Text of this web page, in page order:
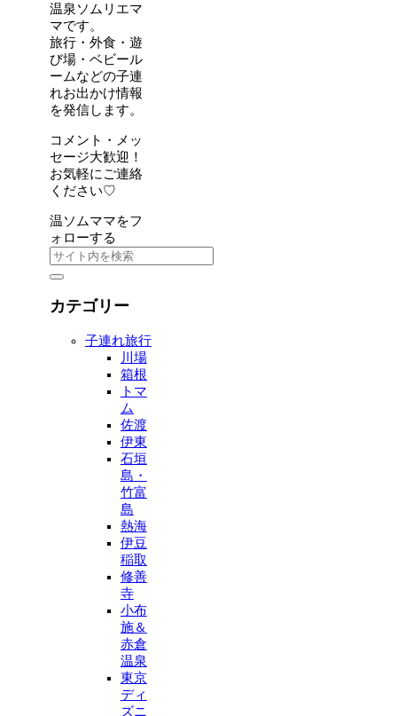
温泉ソムリエマ
マです。
旅行・外食・遊
び場・ベビール
ームなどの子連
れお出かけ情報
を発信します。
コメント・メッ
セージ大歓迎！
お気軽にご連絡
ください♡
温ソムママをフ
ォローする
カテゴリー
子連れ旅行
川場
箱根
トマ
ム
佐渡
伊東
石垣
島・
竹富
島
熱海
伊豆
稲取
修善
寺
小布
施＆
赤倉
温泉
東京
ディ
ズニ